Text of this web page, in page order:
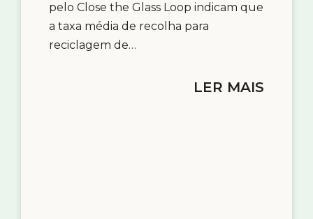
pelo Close the Glass Loop indicam que
a taxa média de recolha para
reciclagem de…
LER MAIS